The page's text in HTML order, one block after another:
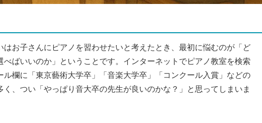
はお子さんにピアノを習わせたいと考えたとき、最初に悩むのが「ど
べばいいのか」ということです。インターネットでピアノ教室を検索
ル欄に「東京藝術大学卒」「音楽大学卒」「コンクール入賞」などの
、つい「やっぱり音大卒の先生が良いのかな？」と思ってしまいま